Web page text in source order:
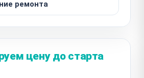
ремонта
цену до старта